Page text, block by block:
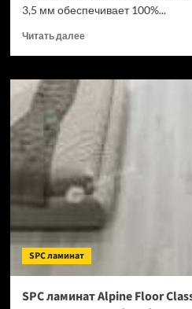
3,5 мм обеспечивает 100%...
Читать далееПрочитать
SPC
Verano
Acanta
1002-
(Рейтинг
цен)
SPC ламинат
SPC ламинат Alpine Floor